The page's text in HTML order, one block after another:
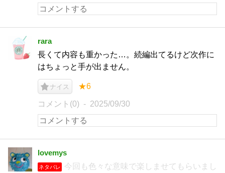
rara
長くて内容も重かった…。続編出てるけど次作に
はちょっと手が出ません。
ナイス ★6
コメント(0) 2025/09/30
lovemys
ネタバレ
今回も色々な意味で楽しませてもらいまし